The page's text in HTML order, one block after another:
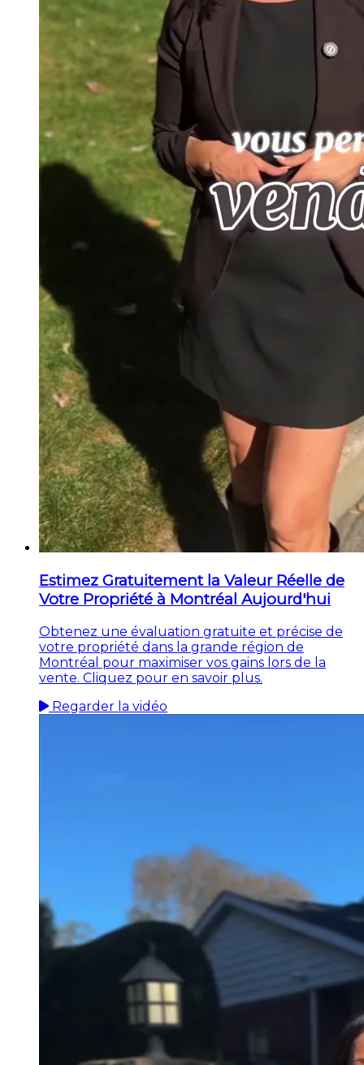
Estimez Gratuitement la Valeur Réelle de
Votre Propriété à Montréal Aujourd'hui
Obtenez une évaluation gratuite et précise de
votre propriété dans la grande région de
Montréal pour maximiser vos gains lors de la
vente. Cliquez pour en savoir plus.
Regarder la vidéo